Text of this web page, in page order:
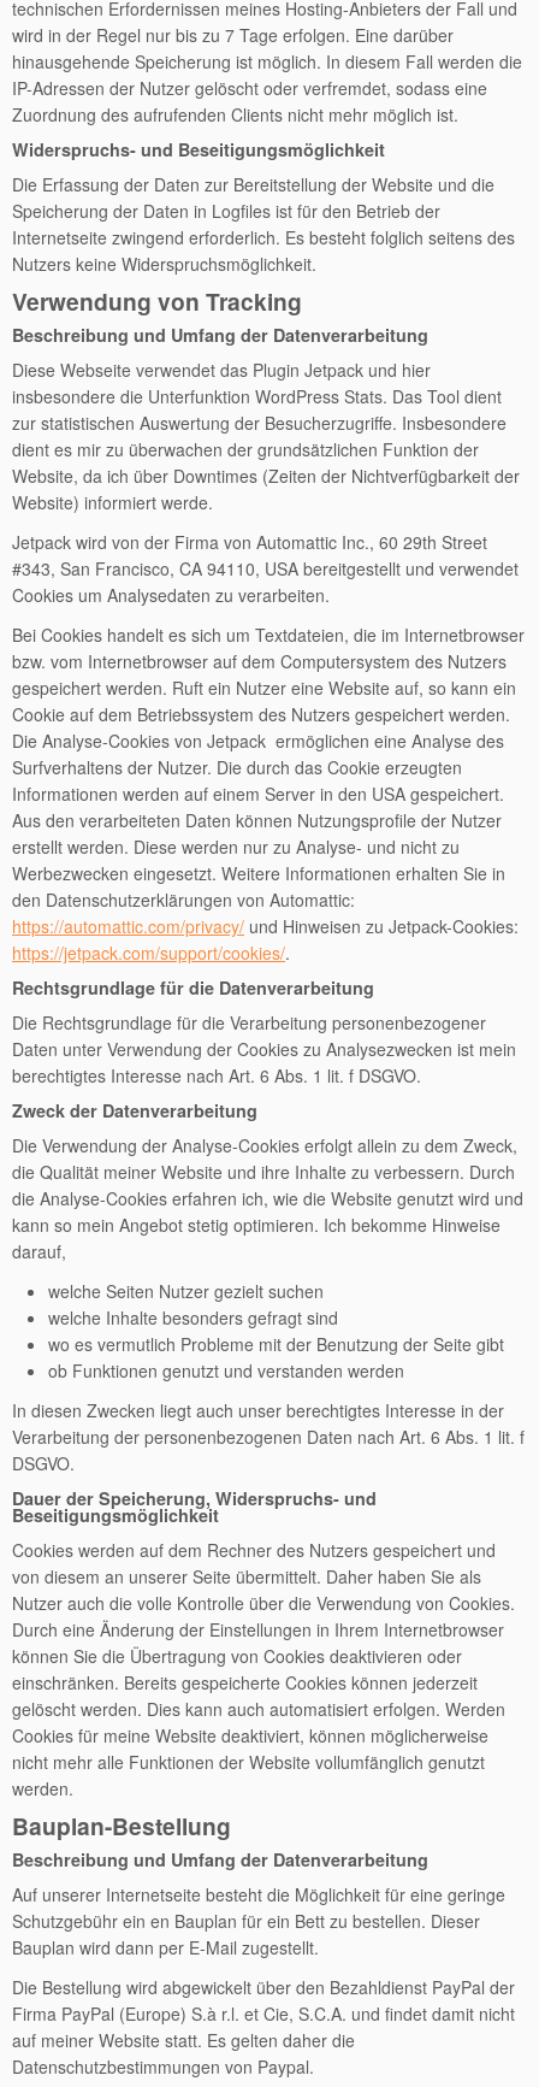
technischen Erfordernissen meines Hosting-Anbieters der Fall und
wird in der Regel nur bis zu 7 Tage erfolgen. Eine darüber
hinausgehende Speicherung ist möglich. In diesem Fall werden die
IP-Adressen der Nutzer gelöscht oder verfremdet, sodass eine
Zuordnung des aufrufenden Clients nicht mehr möglich ist.
Widerspruchs- und Beseitigungsmöglichkeit
Die Erfassung der Daten zur Bereitstellung der Website und die
Speicherung der Daten in Logfiles ist für den Betrieb der
Internetseite zwingend erforderlich. Es besteht folglich seitens des
Nutzers keine Widerspruchsmöglichkeit.
Verwendung von Tracking
Beschreibung und Umfang der Datenverarbeitung
Diese Webseite verwendet das Plugin Jetpack und hier
insbesondere die Unterfunktion WordPress Stats. Das Tool dient
zur statistischen Auswertung der Besucherzugriffe. Insbesondere
dient es mir zu überwachen der grundsätzlichen Funktion der
Website, da ich über Downtimes (Zeiten der Nichtverfügbarkeit der
Website) informiert werde.
Jetpack wird von der Firma von Automattic Inc., 60 29th Street
#343, San Francisco, CA 94110, USA bereitgestellt und verwendet
Cookies um Analysedaten zu verarbeiten.
Bei Cookies handelt es sich um Textdateien, die im Internetbrowser
bzw. vom Internetbrowser auf dem Computersystem des Nutzers
gespeichert werden. Ruft ein Nutzer eine Website auf, so kann ein
Cookie auf dem Betriebssystem des Nutzers gespeichert werden.
Die Analyse-Cookies von Jetpack ermöglichen eine Analyse des
Surfverhaltens der Nutzer. Die durch das Cookie erzeugten
Informationen werden auf einem Server in den USA gespeichert.
Aus den verarbeiteten Daten können Nutzungsprofile der Nutzer
erstellt werden. Diese werden nur zu Analyse- und nicht zu
Werbezwecken eingesetzt. Weitere Informationen erhalten Sie in
den Datenschutzerklärungen von Automattic:
https://automattic.com/privacy/ und Hinweisen zu Jetpack-Cookies:
https://jetpack.com/support/cookies/.
Rechtsgrundlage für die Datenverarbeitung
Die Rechtsgrundlage für die Verarbeitung personenbezogener
Daten unter Verwendung der Cookies zu Analysezwecken ist mein
berechtigtes Interesse nach Art. 6 Abs. 1 lit. f DSGVO.
Zweck der Datenverarbeitung
Die Verwendung der Analyse-Cookies erfolgt allein zu dem Zweck,
die Qualität meiner Website und ihre Inhalte zu verbessern. Durch
die Analyse-Cookies erfahren ich, wie die Website genutzt wird und
kann so mein Angebot stetig optimieren. Ich bekomme Hinweise
darauf,
welche Seiten Nutzer gezielt suchen
welche Inhalte besonders gefragt sind
wo es vermutlich Probleme mit der Benutzung der Seite gibt
ob Funktionen genutzt und verstanden werden
In diesen Zwecken liegt auch unser berechtigtes Interesse in der
Verarbeitung der personenbezogenen Daten nach Art. 6 Abs. 1 lit. f
DSGVO.
Dauer der Speicherung, Widerspruchs- und
Beseitigungsmöglichkeit
Cookies werden auf dem Rechner des Nutzers gespeichert und
von diesem an unserer Seite übermittelt. Daher haben Sie als
Nutzer auch die volle Kontrolle über die Verwendung von Cookies.
Durch eine Änderung der Einstellungen in Ihrem Internetbrowser
können Sie die Übertragung von Cookies deaktivieren oder
einschränken. Bereits gespeicherte Cookies können jederzeit
gelöscht werden. Dies kann auch automatisiert erfolgen. Werden
Cookies für meine Website deaktiviert, können möglicherweise
nicht mehr alle Funktionen der Website vollumfänglich genutzt
werden.
Bauplan-Bestellung
Beschreibung und Umfang der Datenverarbeitung
Auf unserer Internetseite besteht die Möglichkeit für eine geringe
Schutzgebühr ein en Bauplan für ein Bett zu bestellen. Dieser
Bauplan wird dann per E-Mail zugestellt.
Die Bestellung wird abgewickelt über den Bezahldienst PayPal der
Firma PayPal (Europe) S.à r.l. et Cie, S.C.A. und findet damit nicht
auf meiner Website statt. Es gelten daher die
Datenschutzbestimmungen von Paypal.